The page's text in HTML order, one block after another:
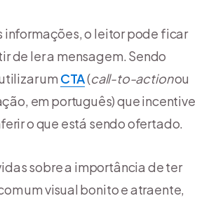
informações, o leitor pode ficar
de ler a mensagem. Sendo
um CTA(call-to-actionou
em português) que incentive
o que está sendo ofertado.
sobre a importância de ter
um visual bonito e atraente,